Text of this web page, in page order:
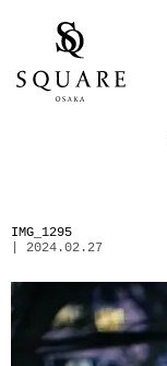
IMG_1295
| 2024.02.27